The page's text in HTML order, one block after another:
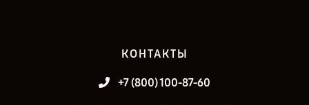
КОНТАКТЫ
+7 (800) 100-87-60